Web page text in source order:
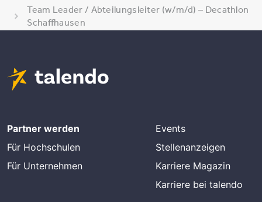
Team Leader / Abteilungsleiter (w/m/d) – Decathlon
Schaffhausen
Partner werden
Für Hochschulen
Für Unternehmen
Events
Stellenanzeigen
Karriere Magazin
Karriere bei talendo